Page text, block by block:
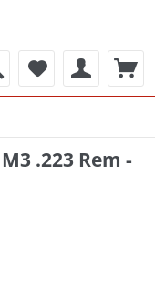
.223 Rem -